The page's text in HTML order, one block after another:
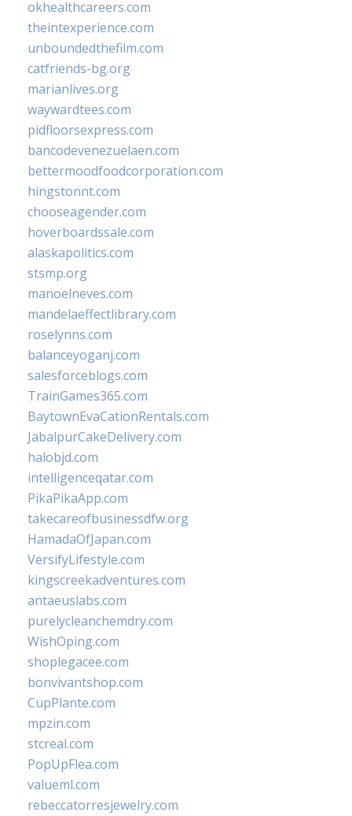
okhealthcareers.com
theintexperience.com
unboundedthefilm.com
catfriends-bg.org
marianlives.org
waywardtees.com
pidfloorsexpress.com
bancodevenezuelaen.com
bettermoodfoodcorporation.com
hingstonnt.com
chooseagender.com
hoverboardssale.com
alaskapolitics.com
stsmp.org
manoelneves.com
mandelaeffectlibrary.com
roselynns.com
balanceyoganj.com
salesforceblogs.com
TrainGames365.com
BaytownEvaCationRentals.com
JabalpurCakeDelivery.com
halobjd.com
intelligenceqatar.com
PikaPikaApp.com
takecareofbusinessdfw.org
HamadaOfJapan.com
VersifyLifestyle.com
kingscreekadventures.com
antaeuslabs.com
purelycleanchemdry.com
WishOping.com
shoplegacee.com
bonvivantshop.com
CupPlante.com
mpzin.com
stcreal.com
PopUpFlea.com
valueml.com
rebeccatorresjewelry.com